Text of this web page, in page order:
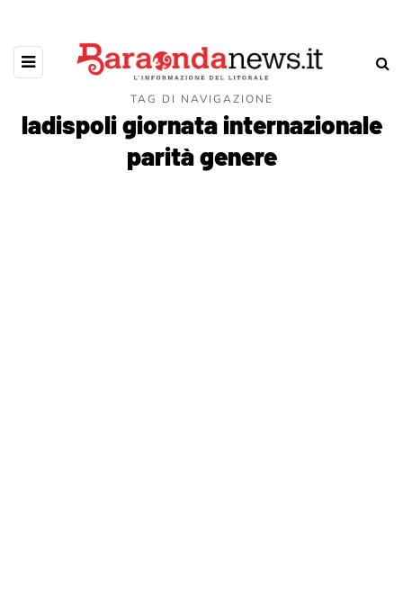
TAG DI NAVIGAZIONE
ladispoli giornata internazionale
parità genere